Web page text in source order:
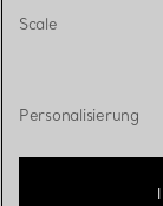
Scale
Personalisierung